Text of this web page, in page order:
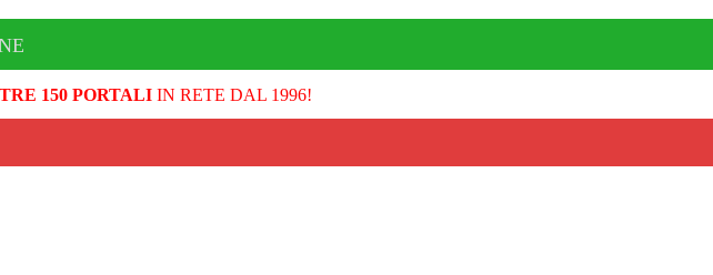
150 PORTALIIN RETE DAL 1996!